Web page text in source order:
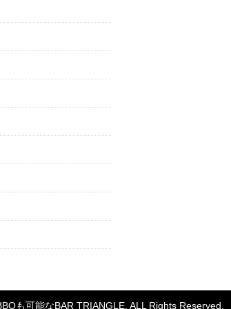
も可能なBAR TRIANGLE . ALL Rights Reserved.